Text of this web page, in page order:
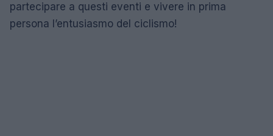
partecipare a questi eventi e vivere in prima
persona l’entusiasmo del ciclismo!